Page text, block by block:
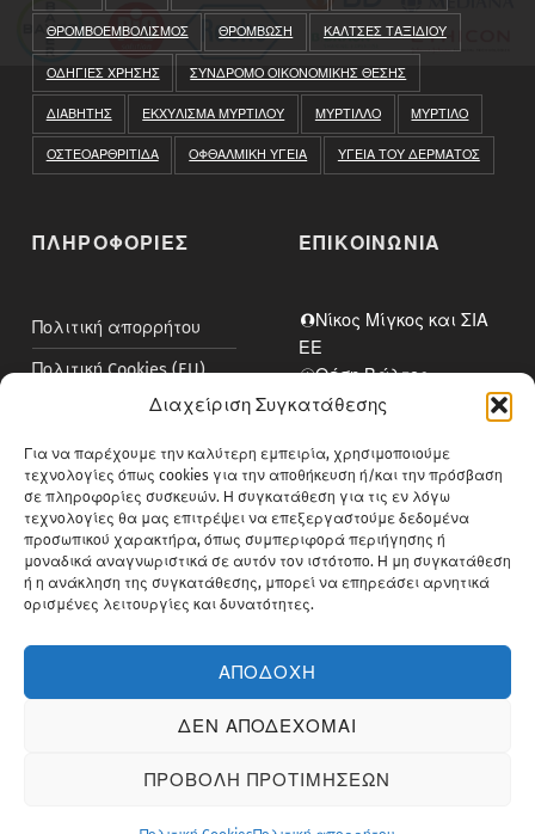
Διαχείριση Συγκατάθεσης
Για να παρέχουμε την καλύτερη εμπειρία, χρησιμοποιούμε
τεχνολογίες όπως cookies για την αποθήκευση ή/και την πρόσβαση
σε πληροφορίες συσκευών. Η συγκατάθεση για τις εν λόγω
τεχνολογίες θα μας επιτρέψει να επεξεργαστούμε δεδομένα
προσωπικού χαρακτήρα, όπως συμπεριφορά περιήγησης ή
μοναδικά αναγνωριστικά σε αυτόν τον ιστότοπο. Η μη συγκατάθεση
ή η ανάκληση της συγκατάθεσης, μπορεί να επηρεάσει αρνητικά
ορισμένες λειτουργίες και δυνατότητες.
ΑΠΟΔΟΧΗ
ΔΕΝ ΑΠΟΔΕΧΟΜΑΙ
ΠΡΟΒΟΛΗ ΠΡΟΤΙΜΗΣΕΩΝ
ΘΡΟΜΒΟΕΜΒΟΛΙΣΜΟΣ ΘΡΟΜΒΩΣΗ ΚΑΛΤΣΕΣ ΤΑΞΙΔΙΟΥ
ΟΔΗΓΙΕΣ ΧΡΗΣΗΣ ΣΥΝΔΡΟΜΟ ΟΙΚΟΝΟΜΙΚΗΣ ΘΕΣΗΣ
ΔΙΑΒΗΤΗΣ ΕΚΧΥΛΙΣΜΑ ΜΥΡΤΙΛΟΥ ΜΥΡΤΙΛΛΟ ΜΥΡΤΙΛΟ
ΟΣΤΕΟΑΡΘΡΙΤΙΔΑ ΟΦΘΑΛΜΙΚΗ ΥΓΕΙΑ ΥΓΕΙΑ ΤΟΥ ΔΕΡΜΑΤΟΣ
ΠΛΗΡΟΦΟΡΙΕΣ
Πολιτική απορρήτου
Πολιτική Cookies (EU)
Πολιτική κατά της
Περιβαλλοντική
Πολιτική
ΕΠΙΚΟΙΝΩΝΙΑ
Νίκος Μίγκος και ΣΙΑ
ΕΕ
Θέση Βάλτος,
Νεοχωρούδα
Θεσσαλονίκη
Ελλάδα
2310914313
info@bluemedical.gr
© Copyright Bluemed 2026. Powered by